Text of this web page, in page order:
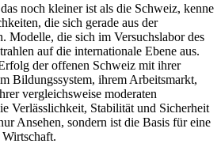
noch kleiner ist als die Schweiz, kenne
die sich gerade aus der
Modelle, die sich im Versuchslabor des
auf die internationale Ebene aus.
der offenen Schweiz mit ihrer
Bildungssystem, ihrem Arbeitsmarkt,
vergleichsweise moderaten
Verlässlichkeit, Stabilität und Sicherheit
Ansehen, sondern ist die Basis für eine